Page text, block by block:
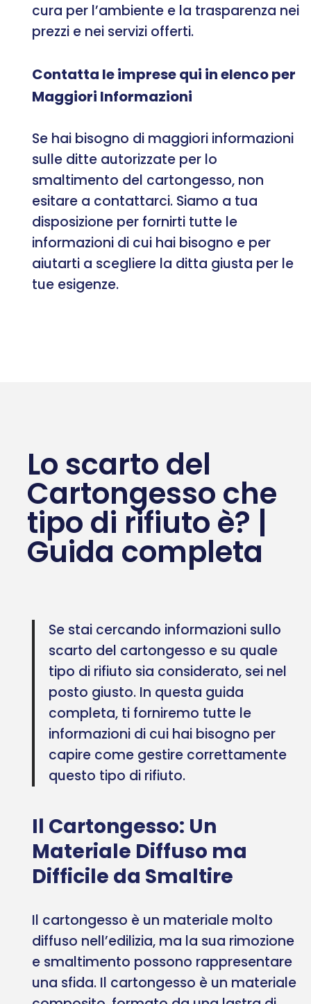
cura per l’ambiente e la trasparenza nei
prezzi e nei servizi offerti.
Contatta le imprese qui in elenco per
Maggiori Informazioni
Se hai bisogno di maggiori informazioni
sulle ditte autorizzate per lo
smaltimento del cartongesso, non
esitare a contattarci. Siamo a tua
disposizione per fornirti tutte le
informazioni di cui hai bisogno e per
aiutarti a scegliere la ditta giusta per le
tue esigenze.
Lo scarto del
Cartongesso che
tipo di rifiuto è? |
Guida completa
Se stai cercando informazioni sullo
scarto del cartongesso e su quale
tipo di rifiuto sia considerato, sei nel
posto giusto. In questa guida
completa, ti forniremo tutte le
informazioni di cui hai bisogno per
capire come gestire correttamente
questo tipo di rifiuto.
Il Cartongesso: Un
Materiale Diffuso ma
Difficile da Smaltire
Il cartongesso è un materiale molto
diffuso nell’edilizia, ma la sua rimozione
e smaltimento possono rappresentare
una sfida. Il cartongesso è un materiale